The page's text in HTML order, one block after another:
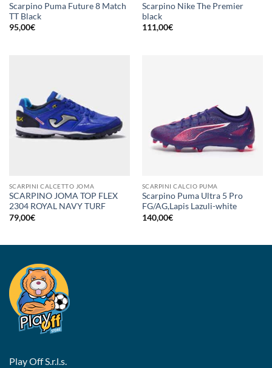
Scarpino Puma Future 8 Match
TT Black
95,00€
Scarpino Nike The Premier
black
111,00€
SCARPINI CALCETTO JOMA
SCARPINO JOMA TOP FLEX
2304 ROYAL NAVY TURF
79,00€
SCARPINI CALCIO PUMA
Scarpino Puma Ultra 5 Pro
FG/AG,Lapis Lazuli-white
140,00€
Play Off S.r.l.s.